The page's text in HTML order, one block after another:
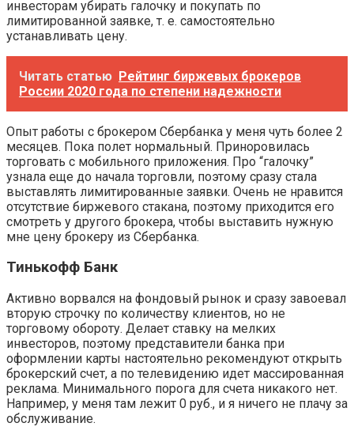
инвесторам убирать галочку и покупать по
лимитированной заявке, т. е. самостоятельно
устанавливать цену.
Читать статью Рейтинг биржевых брокеров
России 2020 года по степени надежности
Опыт работы с брокером Сбербанка у меня чуть более 2
месяцев. Пока полет нормальный. Приноровилась
торговать с мобильного приложения. Про “галочку”
узнала еще до начала торговли, поэтому сразу стала
выставлять лимитированные заявки. Очень не нравится
отсутствие биржевого стакана, поэтому приходится его
смотреть у другого брокера, чтобы выставить нужную
мне цену брокеру из Сбербанка.
Тинькофф Банк
Активно ворвался на фондовый рынок и сразу завоевал
вторую строчку по количеству клиентов, но не
торговому обороту. Делает ставку на мелких
инвесторов, поэтому представители банка при
оформлении карты настоятельно рекомендуют открыть
брокерский счет, а по телевидению идет массированная
реклама. Минимального порога для счета никакого нет.
Например, у меня там лежит 0 руб., и я ничего не плачу за
обслуживание.